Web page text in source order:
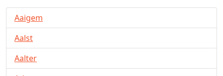
Aaigem
Aalst
Aalter